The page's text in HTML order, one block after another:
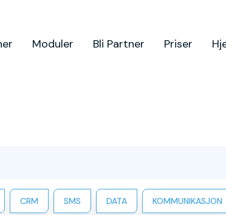
Moduler Bli Partner Priser
CRM SMS DATA KOMMUNIKASJON